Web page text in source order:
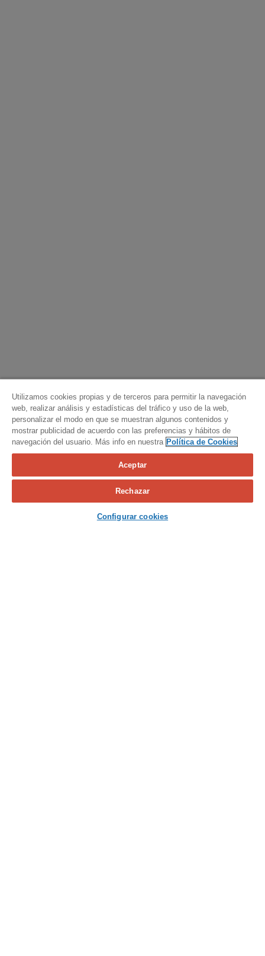
Calcula tu seguro
Contacta con nosotros
Utilizamos cookies propias y de terceros para permitir la navegación
web, realizar análisis y estadísticas del tráfico y uso de la web,
personalizar el modo en que se muestran algunos contenidos y
mostrar publicidad de acuerdo con las preferencias y hábitos de
navegación del usuario. Más info en nuestra Política de Cookies
Aceptar
Rechazar
Configurar cookies